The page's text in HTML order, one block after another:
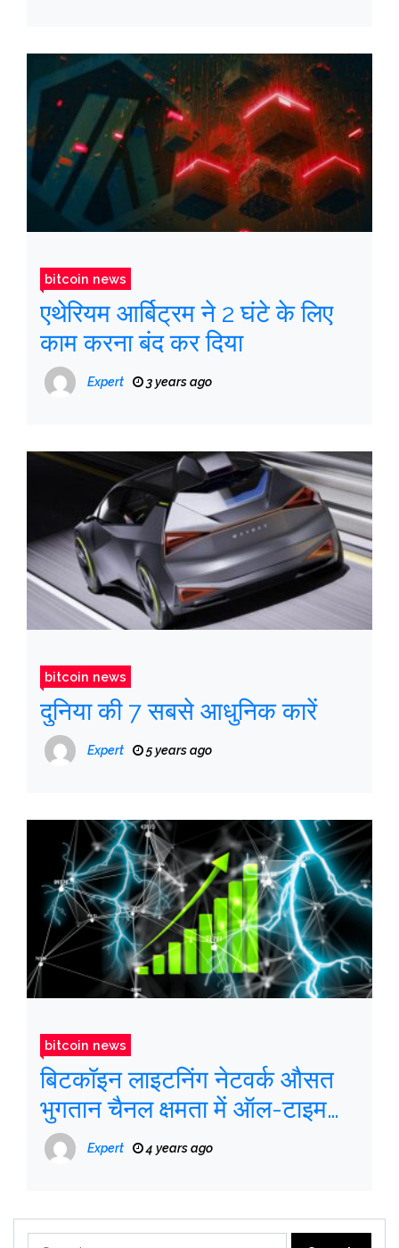
bitcoin news
एथेरियम आर्बिट्रम ने 2 घंटे के लिए
काम करना बंद कर दिया
Expert 3 years ago
bitcoin news
दुनिया की 7 सबसे आधुनिक कारें
Expert 5 years ago
bitcoin news
बिटकॉइन लाइटनिंग नेटवर्क औसत
भुगतान चैनल क्षमता में ऑल-टाइम
हाई हिट करता है
Expert 4 years ago